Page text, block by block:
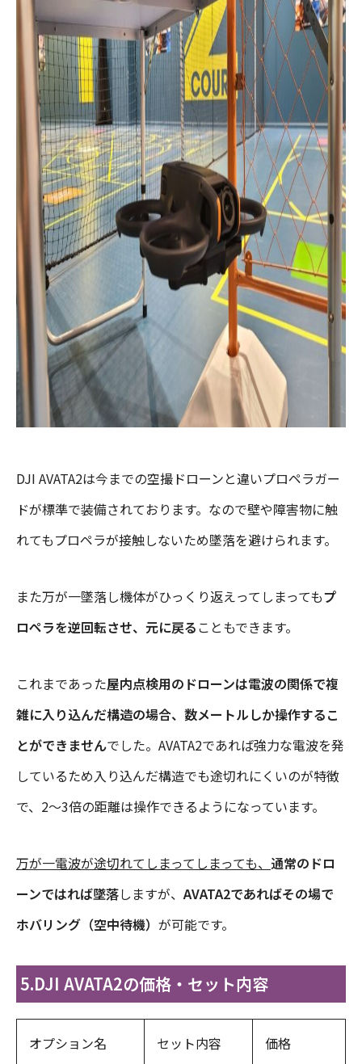
DJI AVATA2は今までの空撮ドローンと違いプロペラガー
ドが標準で装備されております。なので壁や障害物に触
れてもプロペラが接触しないため墜落を避けられます。
また万が一墜落し機体がひっくり返えってしまってもプ
ロペラを逆回転させ、元に戻る こともできます。
これまであった屋内点検用のドローンは電波の関係で複
雑に入り込んだ構造の場合、数メートルしか操作するこ
とができませんでした。AVATA2であれば強力な電波を発
しているため入り込んだ構造でも途切れにくいのが特徴
で、2～3倍の距離は操作できるようになっています。
万が一電波が途切れてしまってしまっても、 通常のドロ
ーンではれば墜落しますが、AVATA2であればその場で
ホバリング（空中待機） が可能です。
5.DJI AVATA2の価格・セット内容
オプション名 セット内容 価格